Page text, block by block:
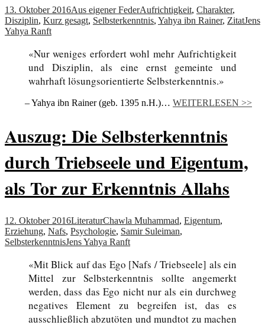
13. Oktober 2016Aus eigener FederAufrichtigkeit, Charakter,
Disziplin, Kurz gesagt, Selbsterkenntnis, Yahya ibn Rainer, ZitatJens
Yahya Ranft
«Nur weniges erfordert wohl mehr Aufrichtigkeit
und Disziplin, als eine ernst gemeinte und
wahrhaft lösungsorientierte Selbsterkenntnis.»
– Yahya ibn Rainer (geb. 1395 n.H.)… WEITERLESEN >>
Auszug: Die Selbsterkenntnis
durch Triebseele und Eigentum,
als Tor zur Erkenntnis Allahs
12. Oktober 2016LiteraturChawla Muhammad, Eigentum,
Erziehung, Nafs, Psychologie, Samir Suleiman,
SelbsterkenntnisJens Yahya Ranft
«Mit Blick auf das Ego [Nafs / Triebseele] als ein
Mittel zur Selbsterkenntnis sollte angemerkt
werden, dass das Ego nicht nur als ein durchweg
negatives Element zu begreifen ist, das es
ausschließlich abzutöten und mundtot zu machen